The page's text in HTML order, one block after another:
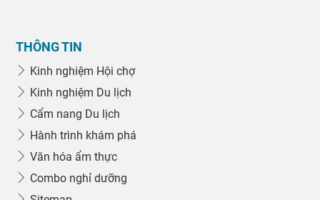
THÔNG TIN
Kinh nghiệm Hội chợ
Kinh nghiệm Du lịch
Cẩm nang Du lịch
Hành trình khám phá
Văn hóa ẩm thực
Combo nghỉ dưỡng